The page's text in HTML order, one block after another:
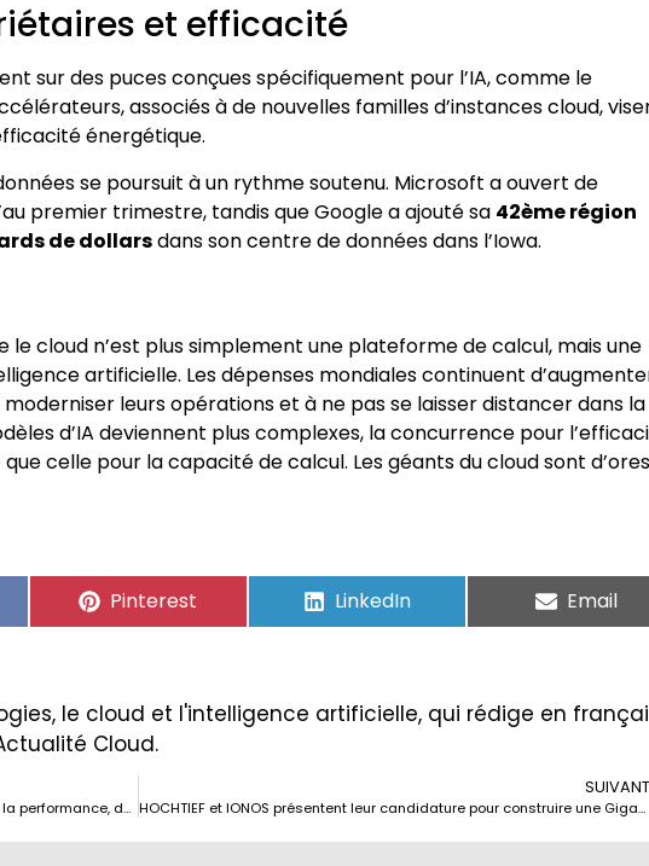
et efficacité
sur des puces conçues spécifiquement pour l’IA, comme le
associés à de nouvelles familles d’instances cloud,
énergétique.
se poursuit à un rythme soutenu. Microsoft a ouvert de
premier trimestre, tandis que Google a ajouté sa 42ème région
de dollarsdans son centre de données dans l’Iowa.
cloud n’est plus simplement une plateforme de calcul, mais une
artificielle. Les dépenses mondiales continuent
leurs opérations et à ne pas se laisser distancer dans la
d’IA deviennent plus complexes, la concurrence pour
celle pour la capacité de calcul. Les géants du cloud sont
Pinterest LinkedIn Email
le cloud et l'intelligence artificielle, qui rédige en
Cloud.
Le retour des serveurs bare metal en 2025 : le cœur de la performance, de l’IA et de la souveraineté technologique
SUIVANT
HOCHTIEF et IONOS présentent leur candidature pour construire une Gigafactory d’IA en Europe